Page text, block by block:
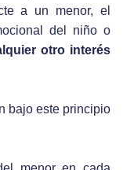
a un menor, el
del niño o
otro interés
bajo este principio